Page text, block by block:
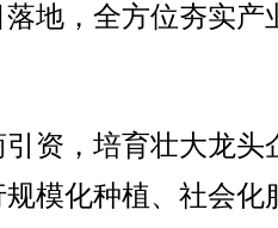
地，全方位夯实产
，培育壮大龙头
模化种植、社会化